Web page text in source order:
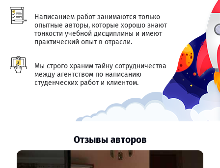
Написанием работ занимаются только
опытные авторы, которые хорошо знают
тонкости учебной дисциплины и имеют
практический опыт в отрасли.
Мы строго храним тайну сотрудничества
между агентством по написанию
студенческих работ и клиентом.
Отзывы авторов